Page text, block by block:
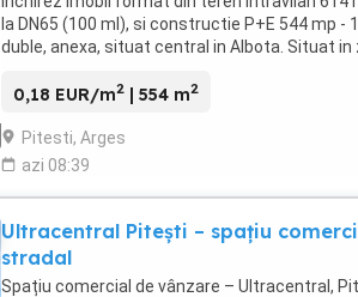
la DN65 (100 ml), si constructie P+E 544 mp -
duble, anexa, situat central in Albota. Situat in
0,18 EUR/m2 | 554 m2
Pitesti, Arges
azi 08:39
Ultracentral Pitești – spațiu
stradal
Spațiu comercial de vânzare – Ultracentral,